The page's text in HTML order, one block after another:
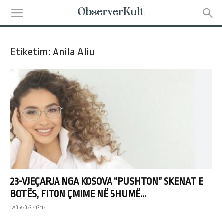
Etiketim: Anila Aliu
23-VJEÇARJA NGA KOSOVA “PUSHTON” SKENAT E
BOTËS, FITON ÇMIME NË SHUMË...
12/05/2023 • 13:12